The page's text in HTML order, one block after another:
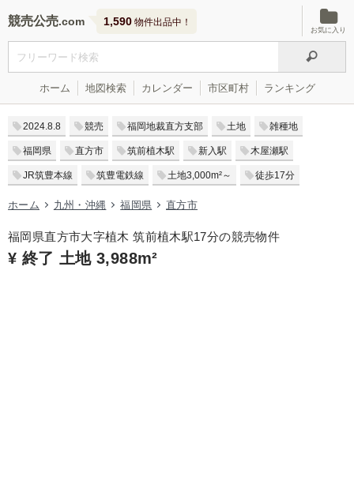
競売公売 1,590 物件出品中！
お気に入り
ホーム 地図検索 カレンダー 市区町村 ランキング
2024.8.8 競売 福岡地裁直方支部 土地 雑種地
福岡県 直方市 筑前植木駅 新入駅 木屋瀬駅
JR筑豊本線 筑豊電鉄線 土地3,000m²～ 徒歩17分
ホーム 九州・沖縄 福岡県 直方市
福岡県直方市大字植木 筑前植木駅17分の競売物件
¥ 終了 土地 3,988m²